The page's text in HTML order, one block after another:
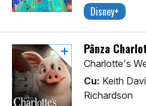
Disney+
Pânza
Charlotte's
Cu: Keith
Richardson